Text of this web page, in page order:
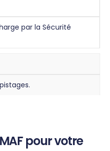
par la Sécurité
pour votre